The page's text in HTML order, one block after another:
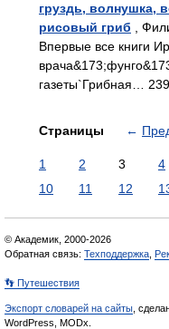
груздь, волнушка,
рисовый гриб ,
Впервые все книги
газеты`Грибная…
Страницы ←
1 2 3 4
10
11 12
© Академик, 2000-2026
Обратная связь: Техподдержка
👣 Путешествия
Экспорт словарей на сайты ,
WordPress, MODx.